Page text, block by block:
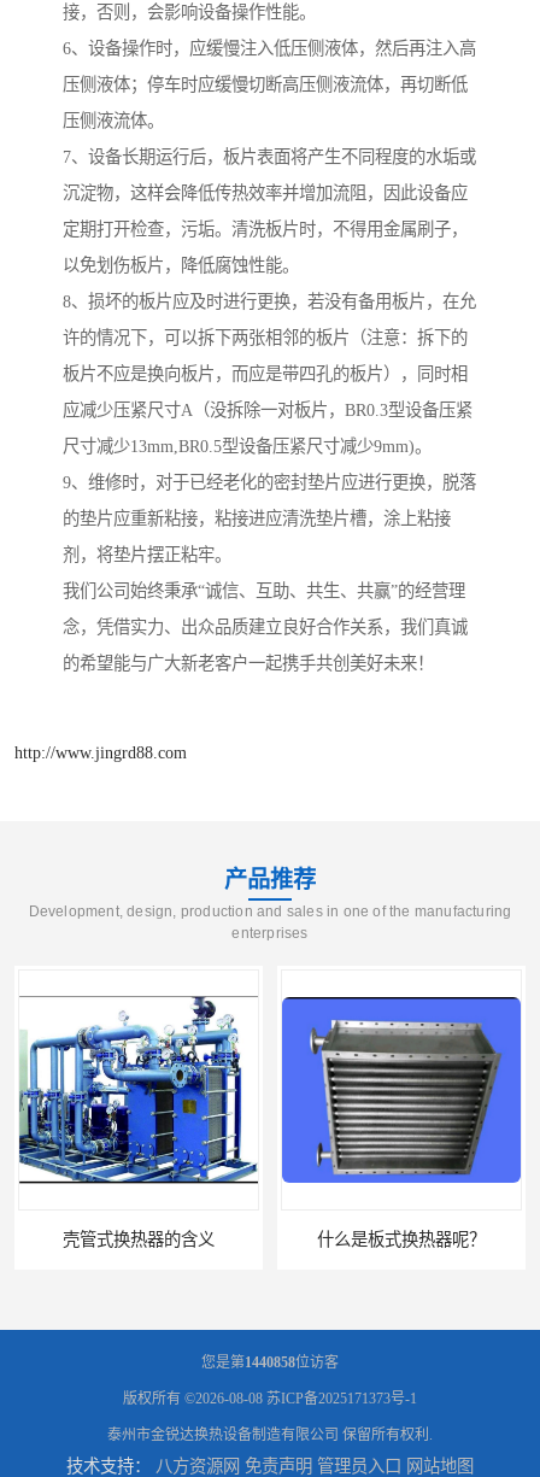
接，否则，会影响设备操作性能。
6、设备操作时，应缓慢注入低压侧液体，然后再注入高
压侧液体；停车时应缓慢切断高压侧液流体，再切断低
压侧液流体。
7、设备长期运行后，板片表面将产生不同程度的水垢或
沉淀物，这样会降低传热效率并增加流阻，因此设备应
定期打开检查，污垢。清洗板片时，不得用金属刷子，
以免划伤板片，降低腐蚀性能。
8、损坏的板片应及时进行更换，若没有备用板片，在允
许的情况下，可以拆下两张相邻的板片（注意：拆下的
板片不应是换向板片，而应是带四孔的板片），同时相
应减少压紧尺寸A（没拆除一对板片，BR0.3型设备压紧
尺寸减少13mm,BR0.5型设备压紧尺寸减少9mm)。
9、维修时，对于已经老化的密封垫片应进行更换，脱落
的垫片应重新粘接，粘接进应清洗垫片槽，涂上粘接
剂，将垫片摆正粘牢。
我们公司始终秉承“诚信、互助、共生、共赢”的经营理
念，凭借实力、出众品质建立良好合作关系，我们真诚
的希望能与广大新老客户一起携手共创美好未来！
http://www.jingrd88.com
产品推荐
Development, design, production and sales in one of the manufacturing
enterprises
壳管式换热器的含义 什么是板式换热器呢？
您是第1440858位访客
版权所有 ©2026-08-08 苏ICP备2025171373号-1
泰州市金锐达换热设备制造有限公司 保留所有权利.
技术支持： 八方资源网 免责声明 管理员入口 网站地图